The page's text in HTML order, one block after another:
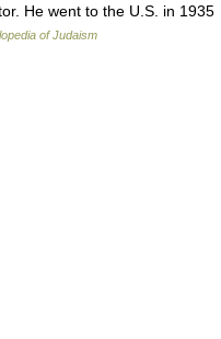
He went to the U.S. in 1935
of Judaism